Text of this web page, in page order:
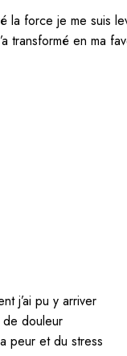
la force je me suis
transformé en ma
j’ai pu y arriver
douleur
peur et du stress